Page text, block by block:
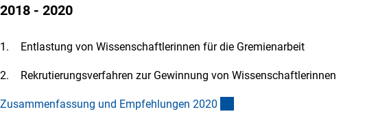
2018 - 2020
Entlastung von Wissenschaftlerinnen für die Gremienarbeit
Rekrutierungsverfahren zur Gewinnung von Wissenschaftlerinnen
Zusammenfassung und Empfehlungen 2020